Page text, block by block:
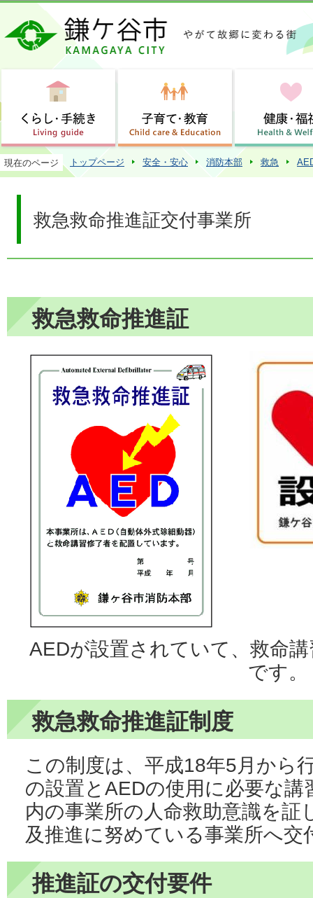
この
現在のページ トップページ 安全・安心 消防本部 救急
救急救命推進証交付事業所
救急救命推進証
AEDが設置されていて、救命
です。
救急救命推進証制度
この制度は、平成18年5月から
の設置とAEDの使用に必要な
内の事業所の人命救助意識を証
及推進に努めている事業所へ交
推進証の交付要件